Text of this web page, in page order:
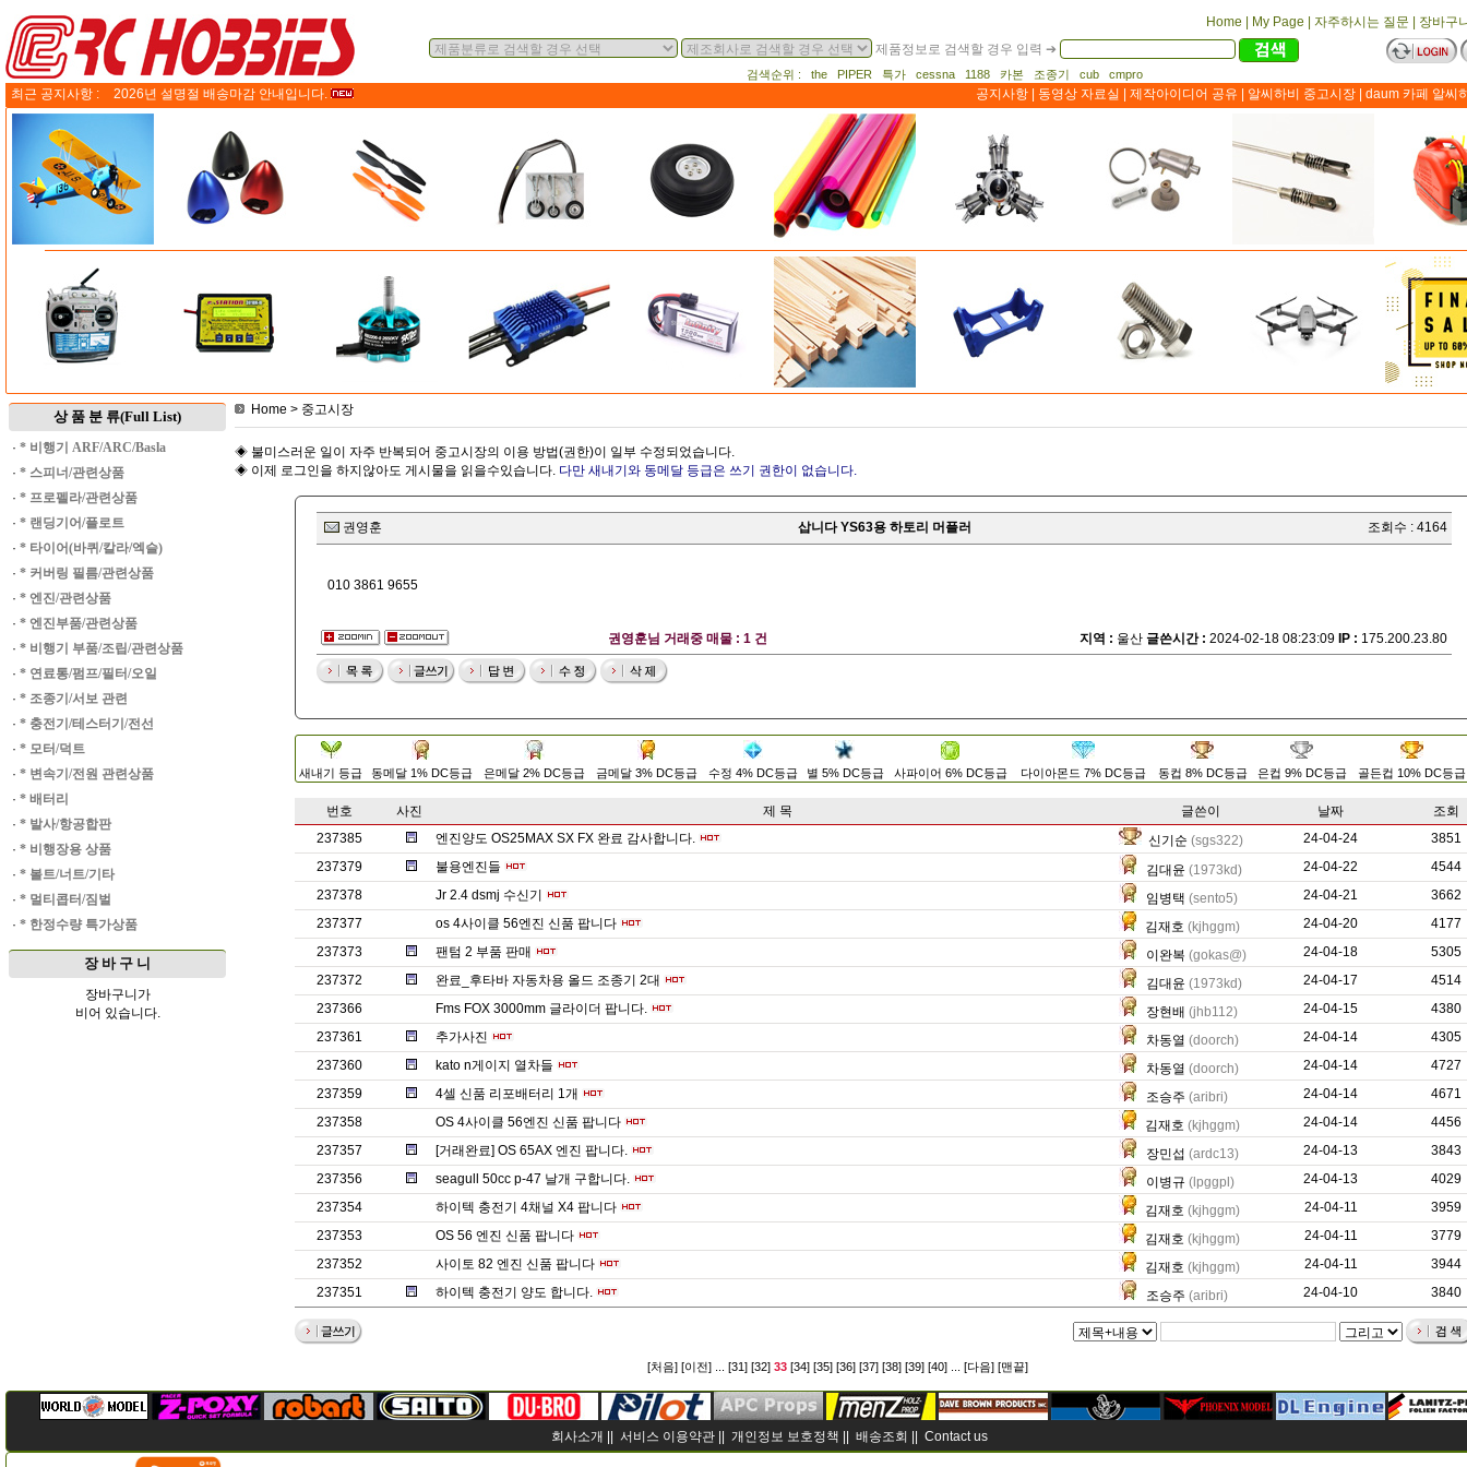
Home My Page 자주하시는 질문
장바구
제품정보로 검색할 경우 입력 ➔
검색순위 : the PIPER 특가 cessna 1188 카본 조종기 cub cmpro
최근 공지사항 : 2026년 설명절 배송마감 안내입니다. 공지사항 동영상 자료실 제작아이디어 공유 알씨하비 중고시장 daum 카페 알씨
상 품 분 류(Full List)
· * 비행기 ARF/ARC/Basla
· * 스피너/관련상품
· * 프로펠라/관련상품
· * 랜딩기어/플로트
· * 타이어(바퀴/칼라/엑슬)
· * 커버링 필름/관련상품
· * 엔진/관련상품
· * 엔진부품/관련상품
· * 비행기 부품/조립/관련상품
· * 연료통/펌프/필터/오일
· * 조종기/서보 관련
· * 충전기/테스터기/전선
· * 모터/덕트
· * 변속기/전원 관련상품
· * 배터리
· * 발사/항공합판
· * 비행장용 상품
· * 볼트/너트/기타
· * 멀티콥터/짐벌
· * 한정수량 특가상품
장 바 구 니
장바구니가
비어 있습니다.
Home > 중고시장
◈ 불미스러운 일이 자주 반복되어 중고시장의 이용 방법(권한)이 일부 수정되었습니다.
◈ 이제 로그인을 하지않아도 게시물을 읽을수있습니다. 다만 새내기와 동메달 등급은 쓰기 권한이 없습니다.
권영훈 삽니다 YS63용 하토리 머플러 조회수 : 4164
010 3861 9655
권영훈님 거래중 매물 : 1 건 지역 : 울산 글쓴시간 : 2024-02-18 08:23:09 IP : 175.200.23.80
새내기 등급 동메달 1% DC등급 은메달 2% DC등급 금메달 3% DC등급 수정 4% DC등급 별 5% DC등급 사파이어 6% DC등급 다이아몬드 7% DC등급 동컵 8% DC등급 은컵 9% DC등급 골든컵 10% DC등급
번호 사진 제 목 글쓴이 날짜
조회
237385
엔진양도 OS25MAX SX FX 완료 감사합니다. 신기순 (sgs322) 24-04-24
3851
237379
불용엔진들 김대윤 (1973kd) 24-04-22
4544
237378
Jr 2.4 dsmj 수신기 임병택 (sento5) 24-04-21
3662
237377
os 4사이클 56엔진 신품 팝니다 김재호 (kjhggm) 24-04-20
4177
237373
팬텀 2 부품 판매 이완복 (gokas@) 24-04-18
5305
237372
완료_후타바 자동차용 올드 조종기 2대 김대윤 (1973kd) 24-04-17
4514
237366
Fms FOX 3000mm 글라이더 팝니다. 장현배 (jhb112) 24-04-15
4380
237361
추가사진 차동열 (doorch) 24-04-14
4305
237360
kato n게이지 열차들 차동열 (doorch) 24-04-14
4727
237359
4셀 신품 리포배터리 1개 조승주 (aribri) 24-04-14
4671
237358
OS 4사이클 56엔진 신품 팝니다 김재호 (kjhggm) 24-04-14
4456
237357
[거래완료] OS 65AX 엔진 팝니다. 장민섭 (ardc13) 24-04-13
3843
237356
seagull 50cc p-47 날개 구합니다. 이병규 (lpggpl) 24-04-13
4029
237354
하이텍 충전기 4채널 X4 팝니다 김재호 (kjhggm) 24-04-11
3959
237353
OS 56 엔진 신품 팝니다 김재호 (kjhggm) 24-04-11
3779
237352
사이토 82 엔진 신품 팝니다 김재호 (kjhggm) 24-04-11
3944
237351
하이텍 충전기 양도 합니다. 조승주 (aribri) 24-04-10 3840
[처음] [이전] [31] [32] 33 [34] [35] [36] [37] [38] [39] [40] [다음] [맨끝]
회사소개 || 서비스 이용약관 || 개인정보 보호정책 || 배송조회 || Contact us